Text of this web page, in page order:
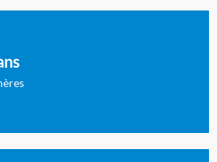
: toutes les rubriques qui